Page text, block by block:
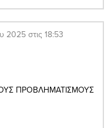
2025 στις 18:53
ΠΡΟΒΛΗΜΑΤΙΣΜΟΥΣ